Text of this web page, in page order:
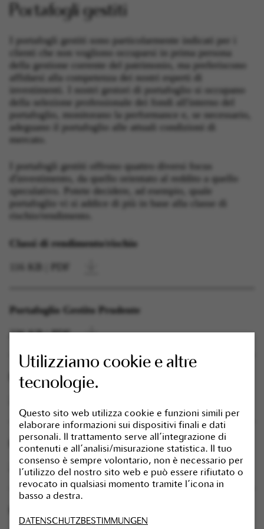
Portafogli gestiti
I portafogli gestiti sono particolarmente indicati per i
clienti che non vogliono occuparsi in prima persona
della gestione corrente del patrimonio, ma preferiscono
affidarsi alla competenza dei nostri esperti di
investimenti. I nostri gestori di portafoglio si occupano
della selezione professionale dei fondi all'interno del
portafoglio, monitorano la performance e, se necessario,
adeguano il portafoglio alle attuali condizioni di
mercato.
I portafogli gestiti offrono quattro diversi focus
d'investimento, da quello orientato al reddito a quello
speculativo. Potete decidere, ad esempio, quale
portafoglio vi si addice di più in base alla classe di
rischio/rendimento.
Classi di rendimento/rischio
Portafoglio Gestito Prudente
236 KB | PDF
Portafoglio Gestito Bilanciato
Portafoglio Gestito Aggressivo
237 KB | PDF
Utilizziamo cookie e altre
tecnologie.
Questo sito web utilizza cookie e funzioni simili per
elaborare informazioni sui dispositivi finali e dati
personali. Il trattamento serve all'integrazione di
contenuti e all'analisi/misurazione statistica. Il tuo
consenso è sempre volontario, non è necessario per
l'utilizzo del nostro sito web e può essere rifiutato o
revocato in qualsiasi momento tramite l'icona in
basso a destra.
Name
Anbieter
cookie_optin
Skandia
SgCookieOptin.lastPreferences
Skandia
DATENSCHUTZBESTIMMUNGEN